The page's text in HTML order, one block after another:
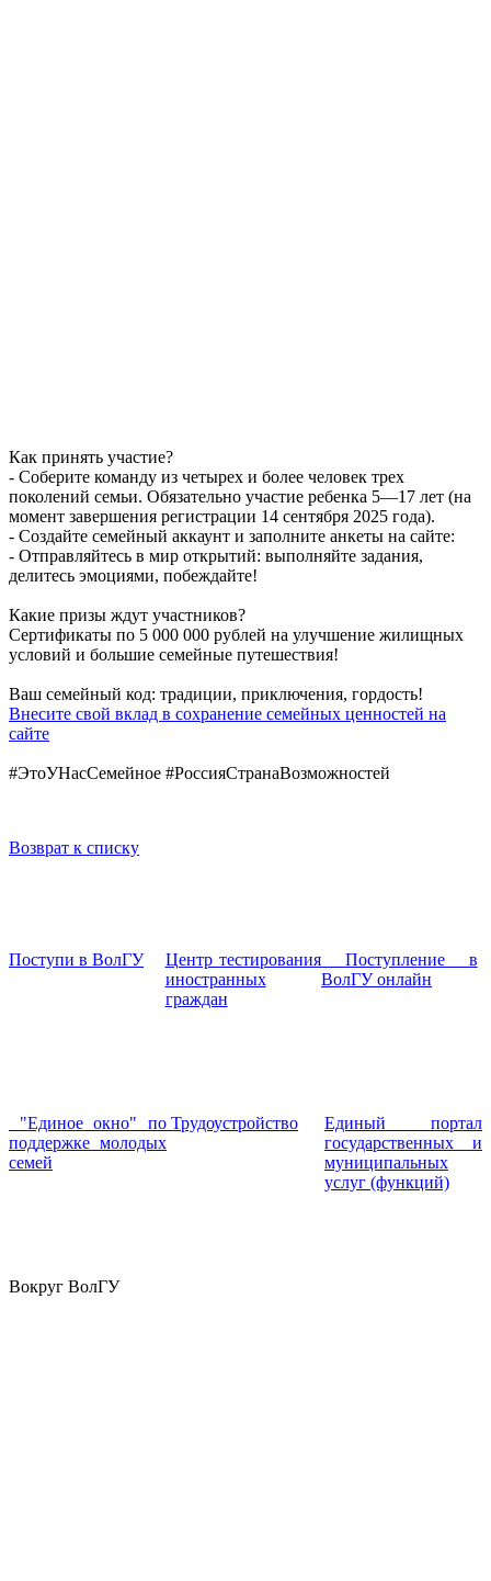
Как принять участие?
- Соберите команду из четырех и более человек трех
поколений семьи. Обязательно участие ребенка 5—17 лет (на
момент завершения регистрации 14 сентября 2025 года).
- Создайте семейный аккаунт и заполните анкеты на сайте:
- Отправляйтесь в мир открытий: выполняйте задания,
делитесь эмоциями, побеждайте!
Какие призы ждут участников?
Сертификаты по 5 000 000 рублей на улучшение жилищных
условий и большие семейные путешествия!
Ваш семейный код: традиции, приключения, гордость!
Внесите свой вклад в сохранение семейных ценностей на
сайте
#ЭтоУНасСемейное #РоссияСтранаВозможностей
Возврат к списку
Поступи в ВолГУ
Центр тестирования
иностранных
граждан
Поступление в
ВолГУ онлайн
"Единое окно" по
поддержке молодых
семей
Трудоустройство
Единый портал
государственных и
муниципальных
услуг (функций)
Вокруг ВолГУ